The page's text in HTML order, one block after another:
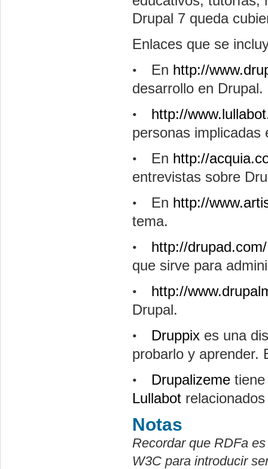
Drupal 7 queda
Enlaces que se
• En http://
desarrollo en Drupal.
•
http://
personas implicadas
• En http://
entrevistas sobre
• En http://
tema.
•
http://drupad.com/
que sirve para
•
http://
Drupal.
• Druppix es una
probarlo y aprender.
• Drupalizeme
Lullabot
Notas
Recordar que RDFa
W3C para introducir